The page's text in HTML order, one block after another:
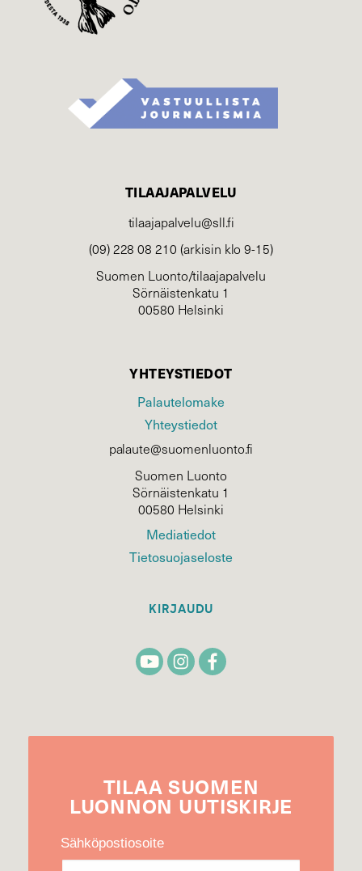
TILAAJAPALVELU
tilaajapalvelu@sll.fi
(09) 228 08 210 (arkisin klo 9-15)
Suomen Luonto/tilaajapalvelu
Sörnäistenkatu 1
00580 Helsinki
YHTEYSTIEDOT
Palautelomake
Yhteystiedot
palaute@suomenluonto.fi
Suomen Luonto
Sörnäistenkatu 1
00580 Helsinki
Mediatiedot
Tietosuojaseloste
KIRJAUDU
TILAA SUOMEN
LUONNON UUTIS­KIRJE
Sähköpostiosoite